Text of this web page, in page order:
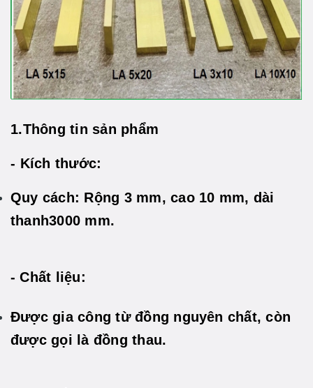
1.Thông tin sản phẩm
- Kích thước:
Quy cách: Rộng 3 mm, cao 10 mm, dài
thanh3000 mm.
- Chất liệu:
Được gia công từ đồng nguyên chất, còn
được gọi là đồng thau.